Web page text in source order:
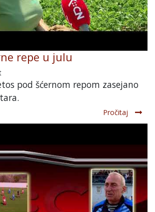
repe u julu
pod šćernom repom zasejano
Pročitaj